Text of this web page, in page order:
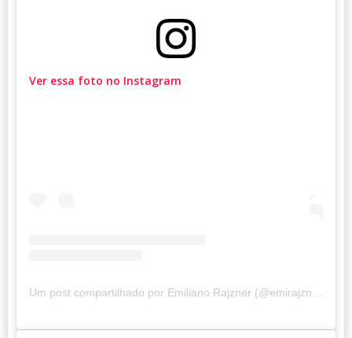
Ver essa foto no Instagram